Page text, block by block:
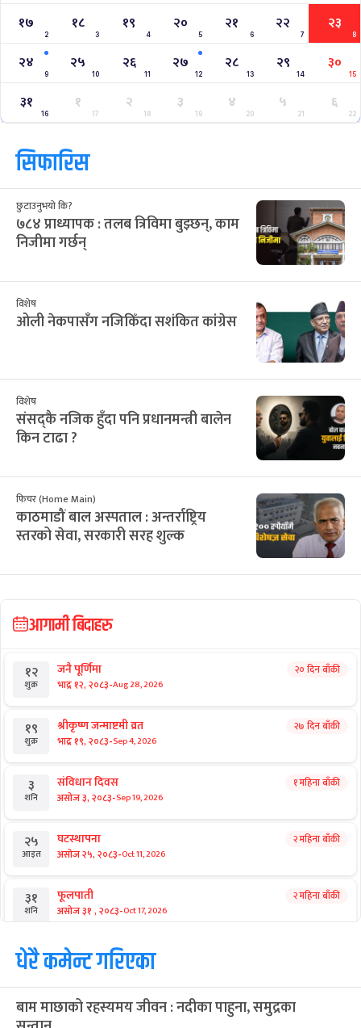
१७
2
१८
3
१९
4
२०
5
२१
6
२२
7
२३
8
२४
9
२५
10
२६
11
२७
12
२८
13
२९
14
३०
15
३१
16
१
17
२
18
३
19
४
20
५
21
६
22
सिफारिस
छुटाउनुभयो कि?
७८४ प्राध्यापक : तलब त्रिविमा बुझ्छन्, काम
निजीमा गर्छन्
विशेष
ओली नेकपासँग नजिकिँदा सशंकित कांग्रेस
विशेष
संसद्कै नजिक हुँदा पनि प्रधानमन्त्री बालेन
किन टाढा ?
फिचर (Home Main)
काठमाडौं बाल अस्पताल : अन्तर्राष्ट्रिय
स्तरको सेवा, सरकारी सरह शुल्क
आगामी बिदाहरु
१२
शुक्र
जनै पूर्णिमा
भाद्र १२, २०८३-Aug 28, 2026
२० दिन बाँकी
१९
शुक्र
श्रीकृष्ण जन्माष्टमी व्रत
भाद्र १९, २०८३-Sep 4, 2026
२७ दिन बाँकी
३
शनि
संविधान दिवस
असोज ३, २०८३-Sep 19, 2026
१ महिना बाँकी
२५
आइत
घटस्थापना
असोज २५, २०८३-Oct 11, 2026
२ महिना बाँकी
३१
शनि
फूलपाती
असोज ३१ , २०८३-Oct 17, 2026
२ महिना बाँकी
१
आइत
कार्तिक सङ्क्रान्ति
कार्तिक १, २०८३-Oct 18, 2026
३
मंगल
महानवमी २ महिना बाँकी
धेरै कमेन्ट गरिएका
बाम माछाको रहस्यमय जीवन : नदीका पाहुना, समुद्रका